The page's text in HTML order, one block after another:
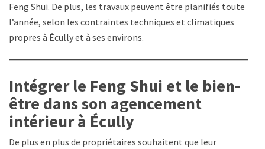
Feng Shui. De plus, les travaux peuvent être planifiés toute
l’année, selon les contraintes techniques et climatiques
propres à Écully et à ses environs.
Intégrer le Feng Shui et le bien-
être dans son agencement
intérieur à Écully
De plus en plus de propriétaires souhaitent que leur